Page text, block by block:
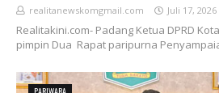
realitanewskomgmail.com Juli 17, 2026
Realitakini.com- Padang Ketua DPRD
pimpin Dua Rapat paripurna